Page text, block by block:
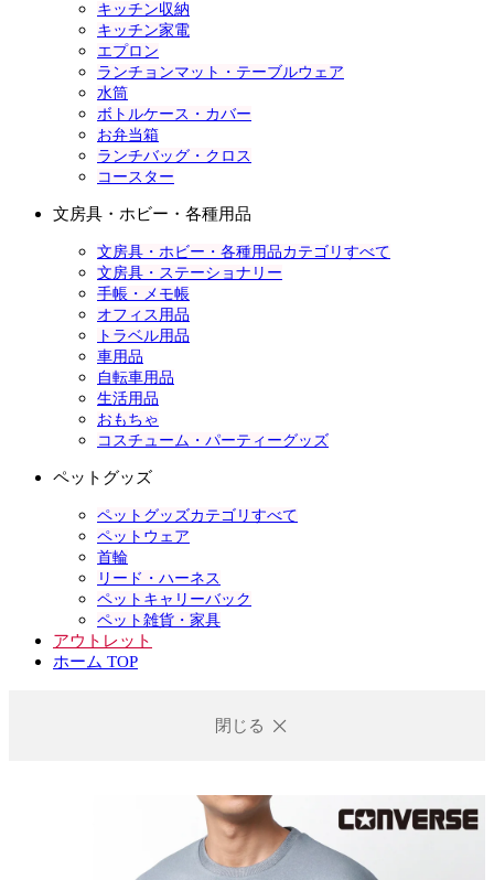
キッチン収納
キッチン家電
エプロン
ランチョンマット・テーブルウェア
水筒
ボトルケース・カバー
お弁当箱
ランチバッグ・クロス
コースター
文房具・ホビー・各種用品
文房具・ホビー・各種用品カテゴリすべて
文房具・ステーショナリー
手帳・メモ帳
オフィス用品
トラベル用品
車用品
自転車用品
生活用品
おもちゃ
コスチューム・パーティーグッズ
ペットグッズ
ペットグッズカテゴリすべて
ペットウェア
首輪
リード・ハーネス
ペットキャリーバック
ペット雑貨・家具
アウトレット
ホーム TOP
閉じる